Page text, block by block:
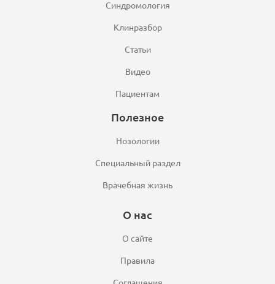
Синдромология
Клинразбор
Статьи
Видео
Пациентам
Полезное
Нозологии
Специальный раздел
Врачебная жизнь
О нас
О сайте
Правила